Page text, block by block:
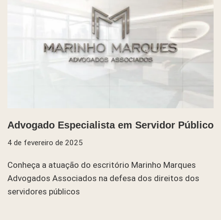
Advogado Especialista em Servidor Público
4 de fevereiro de 2025
Conheça a atuação do escritório Marinho Marques
Advogados Associados na defesa dos direitos dos
servidores públicos